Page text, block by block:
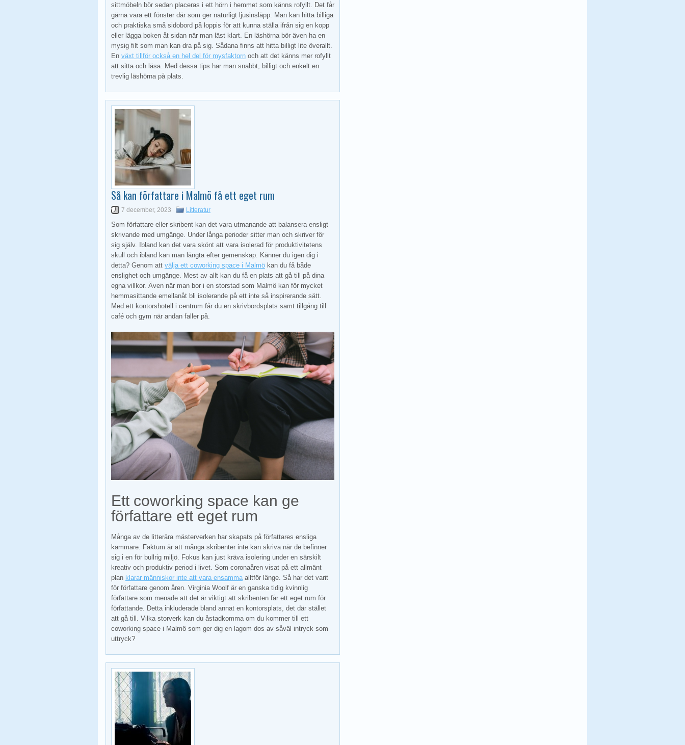
sittmöbeln bör sedan placeras i ett hörn i hemmet som känns rofyllt. Det får
gärna vara ett fönster där som ger naturligt ljusinsläpp. Man kan hitta billiga
och praktiska små sidobord på loppis för att kunna ställa ifrån sig en kopp
eller lägga boken åt sidan när man läst klart. En läshörna bör även ha en
mysig filt som man kan dra på sig. Sådana finns att hitta billigt lite överallt.
En växt tillför också en hel del för mysfaktorn och att det känns mer rofyllt
att sitta och läsa. Med dessa tips har man snabbt, billigt och enkelt en
trevlig läshörna på plats.
Så kan författare i Malmö få ett eget rum
7 december, 2023 Litteratur
Som författare eller skribent kan det vara utmanande att balansera ensligt
skrivande med umgänge. Under långa perioder sitter man och skriver för
sig själv. Ibland kan det vara skönt att vara isolerad för produktivitetens
skull och ibland kan man längta efter gemenskap. Känner du igen dig i
detta? Genom att välja ett coworking space i Malmö kan du få både
enslighet och umgänge. Mest av allt kan du få en plats att gå till på dina
egna villkor. Även när man bor i en storstad som Malmö kan för mycket
hemmasittande emellanåt bli isolerande på ett inte så inspirerande sätt.
Med ett kontorshotell i centrum får du en skrivbordsplats samt tillgång till
café och gym när andan faller på.
Ett coworking space kan ge
författare ett eget rum
Många av de litterära mästerverken har skapats på författares ensliga
kammare. Faktum är att många skribenter inte kan skriva när de befinner
sig i en för bullrig miljö. Fokus kan just kräva isolering under en särskilt
kreativ och produktiv period i livet. Som coronaåren visat på ett allmänt
plan klarar människor inte att vara ensammaalltför länge. Så har det varit
för författare genom åren. Virginia Woolf är en ganska tidig kvinnlig
författare som menade att det är viktigt att skribenten får ett eget rum för
författande. Detta inkluderade bland annat en kontorsplats, det där stället
att gå till. Vilka storverk kan du åstadkomma om du kommer till ett
coworking space i Malmö som ger dig en lagom dos av såväl intryck som
uttryck?